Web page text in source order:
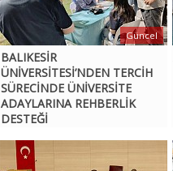
BALIKESİR
ÜNİVERSİTESİ’NDEN TERCİH
SÜRECİNDE ÜNİVERSİTE
ADAYLARINA REHBERLİK
DESTEĞİ
Güncel